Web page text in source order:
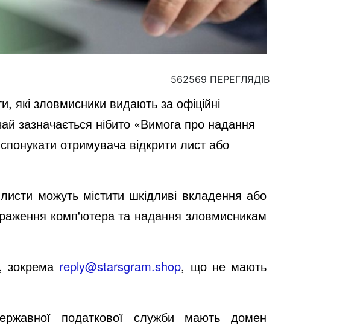
562569 ПЕРЕГЛЯДІВ
які зловмисники видають за офіційні
зазначається нібито «Вимога про надання
отримувача відкрити лист або
можуть містити шкідливі вкладення або
комп'ютера та надання зловмисникам
зокрема reply@starsgram.shop, що не мають
податкової служби мають домен